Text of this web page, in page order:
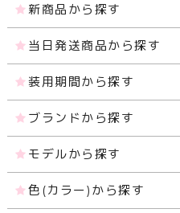
新商品から探す
当日発送商品から探す
装用期間から探す
ブランドから探す
モデルから探す
色(カラー)から探す